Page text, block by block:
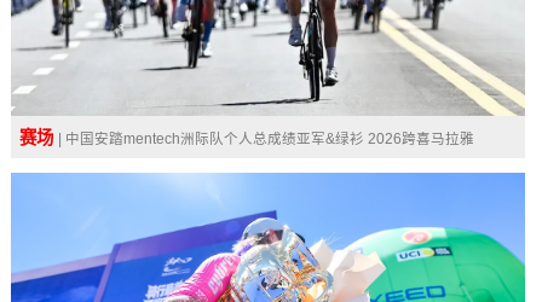
赛场 | 中国安踏mentech洲际队个人总成绩亚军&绿衫 2026跨喜马拉雅